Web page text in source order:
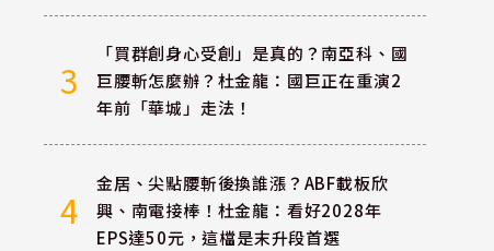
3
「買群創身心受創」是真的？南亞科、國
巨腰斬怎麼辦？杜金龍：國巨正在重演2
年前「華城」走法！
4
金居、尖點腰斬後換誰漲？ABF載板欣
興、南電接棒！杜金龍：看好2028年
EPS達50元，這檔是末升段首選